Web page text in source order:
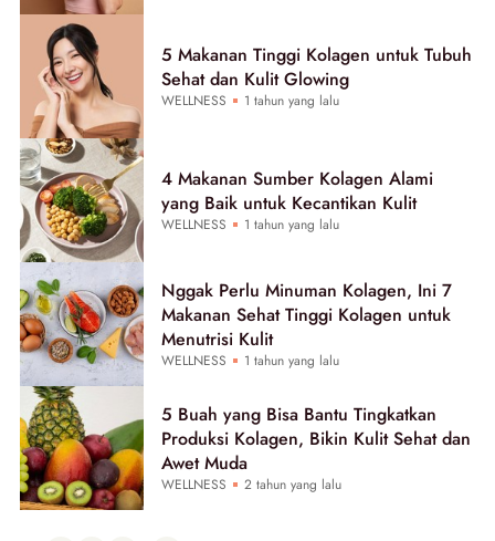
5 Makanan Tinggi Kolagen untuk Tubuh
Sehat dan Kulit Glowing
WELLNESS 1 tahun yang lalu
4 Makanan Sumber Kolagen Alami
yang Baik untuk Kecantikan Kulit
WELLNESS 1 tahun yang lalu
Nggak Perlu Minuman Kolagen, Ini 7
Makanan Sehat Tinggi Kolagen untuk
Menutrisi Kulit
WELLNESS 1 tahun yang lalu
5 Buah yang Bisa Bantu Tingkatkan
Produksi Kolagen, Bikin Kulit Sehat dan
Awet Muda
WELLNESS 2 tahun yang lalu